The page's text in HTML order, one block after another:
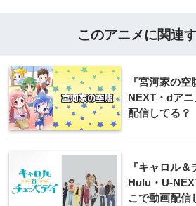
このアニメに関連
『宮河家の
NEXT・dア
配信してる？
『キャロル
Hulu・U-
こで動画配信